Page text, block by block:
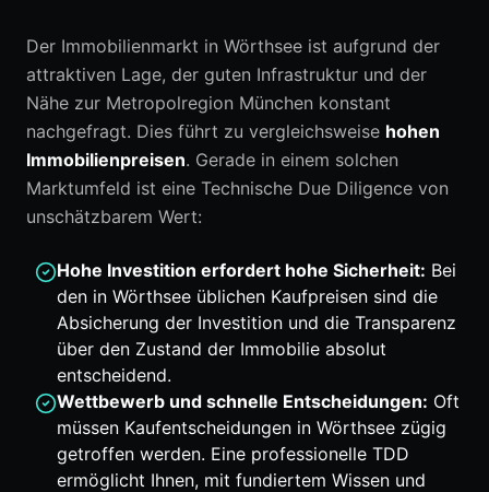
Der Immobilienmarkt in Wörthsee ist aufgrund der
attraktiven Lage, der guten Infrastruktur und der
Nähe zur Metropolregion München konstant
nachgefragt. Dies führt zu vergleichsweise hohen
Immobilienpreisen. Gerade in einem solchen
Marktumfeld ist eine Technische Due Diligence von
unschätzbarem Wert:
Hohe Investition erfordert hohe Sicherheit: Bei
den in Wörthsee üblichen Kaufpreisen sind die
Absicherung der Investition und die Transparenz
über den Zustand der Immobilie absolut
entscheidend.
Wettbewerb und schnelle Entscheidungen: Oft
müssen Kaufentscheidungen in Wörthsee zügig
getroffen werden. Eine professionelle TDD
ermöglicht Ihnen, mit fundiertem Wissen und